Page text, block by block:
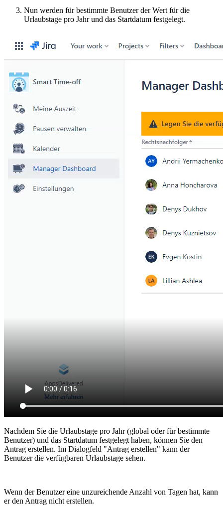
Nun werden für bestimmte Benutzer der Wert für die
Urlaubstage pro Jahr und das Startdatum festgelegt.
Nachdem Sie die Urlaubstage pro Jahr (global oder für bestimmte
Benutzer) und das Startdatum festgelegt haben, können Sie den
Antrag erstellen. Im Dialogfeld "Antrag erstellen" kann der
Benutzer die verfügbaren Urlaubstage sehen.
Wenn der Benutzer eine unzureichende Anzahl von Tagen hat, kann
er den Antrag nicht erstellen.